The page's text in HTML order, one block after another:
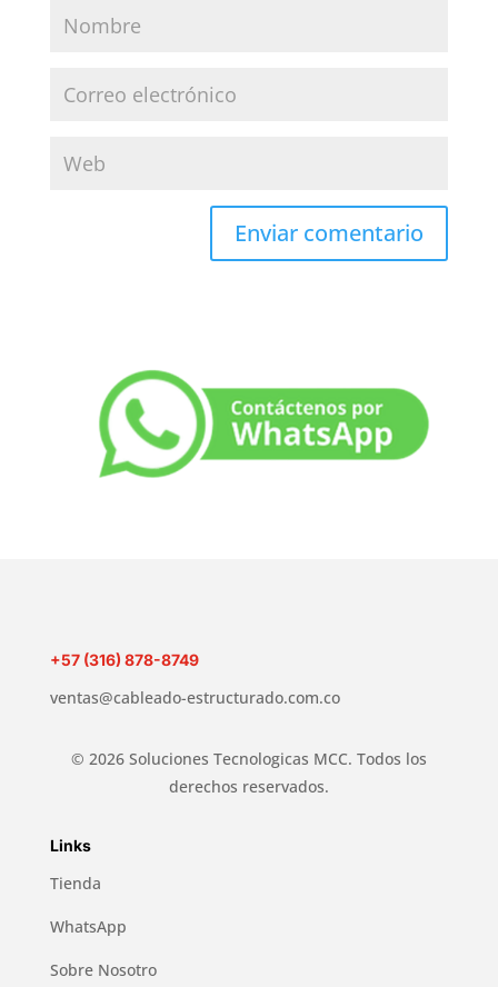
+57 (316) 878-8749
ventas@cableado-estructurado.com.co
© 2026 Soluciones Tecnologicas MCC. Todos los
derechos reservados.
Links
Tienda
WhatsApp
Sobre Nosotro